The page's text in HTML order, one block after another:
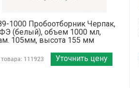
1000 Пробоотборник Черпак,
(белый), объем 1000 мл,
105мм, высота 155 мм
товара: 111923 Уточнить цену